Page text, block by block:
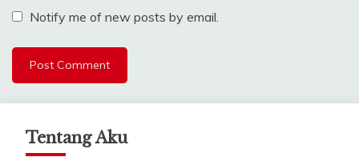
Notify me of new posts by email.
Tentang Aku